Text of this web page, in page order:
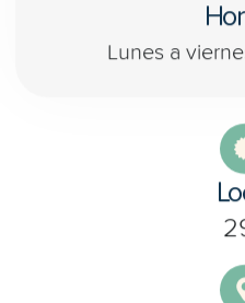
Lunes a